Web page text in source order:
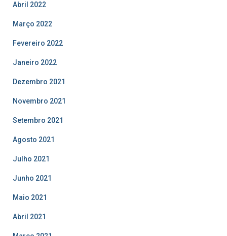
Abril 2022
Março 2022
Fevereiro 2022
Janeiro 2022
Dezembro 2021
Novembro 2021
Setembro 2021
Agosto 2021
Julho 2021
Junho 2021
Maio 2021
Abril 2021